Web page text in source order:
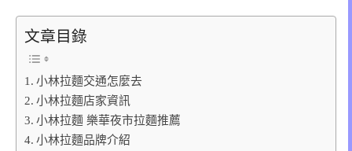
文章目錄
小林拉麵交通怎麼去
小林拉麵店家資訊
小林拉麵 樂華夜市拉麵推薦
小林拉麵品牌介紹